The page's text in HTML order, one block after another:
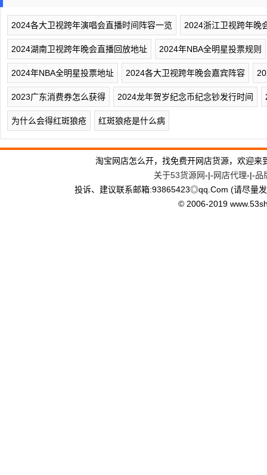
2024各大卫视跨年演唱会直播时间阵容一览 2024浙江卫视跨年晚
2024湖南卫视跨年晚会直播回放地址 2024年NBA全明星投票规则
2024年NBA全明星投票地址 2024各大卫视跨年晚会嘉宾阵容
2023广东消费券怎么获得 2024龙年贺岁纪念币纪念钞发行时间
为什么会得红斑狼疮 红斑狼疮是什么病
淘宝网店怎么开，找免费开网店货源，欢迎
关于53货源网-|-网店代理-|-品
投诉、建议联系邮箱:93865423◎qq.Com (请尽量
© 2006-2019